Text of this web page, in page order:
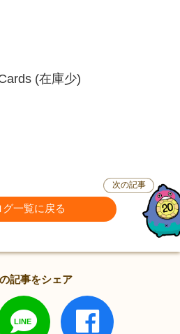
(在庫少)
グ一覧に戻る
次の記事
記事をシェア